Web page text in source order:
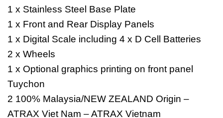
1 x Stainless Steel Base Plate
1 x Front and Rear Display Panels
1 x Digital Scale including 4 x D Cell Batteries
2 x Wheels
1 x Optional graphics printing on front panel
Tuychon
2 100% Malaysia/NEW ZEALAND Origin –
ATRAX Viet Nam – ATRAX Vietnam